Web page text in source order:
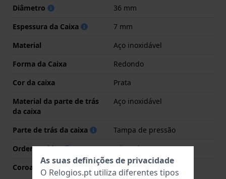
Diâmetro
36 mm
Espessura da Caixa
7 mm
Material
Aço inoxidável
Forma da Caixa
Redondo
Cor da caixa
Prata
Material da parte de trás
da caixa
Aço inoxidável
Parte de trás da caixa
Tampa de pressão
Ordenar vidro
Mineral
Coroa
Coroa de puxar
As suas definições de privacidade
O Relogios.pt utiliza diferentes tipos